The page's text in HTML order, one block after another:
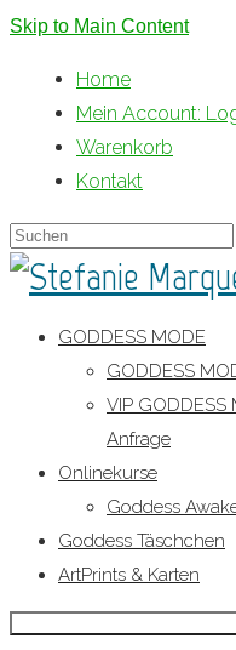
Skip to Main Content
Home
Mein Account:
Warenkorb
Kontakt
Suche
nach:
GODDESS MODE
GODDESS
VIP GODDESS
Anfrage
Onlinekurse
Goddess
Goddess Täschchen
ArtPrints & Karten